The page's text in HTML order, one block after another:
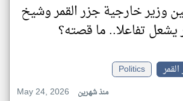
وزير خارجية جزر القمر وشيخ
يشعل تفاعلا.. ما قصته؟
Politics
May 24, 2026
منذ شهرين